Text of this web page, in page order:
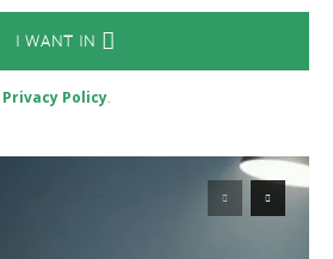
I WANT IN
Privacy Policy.